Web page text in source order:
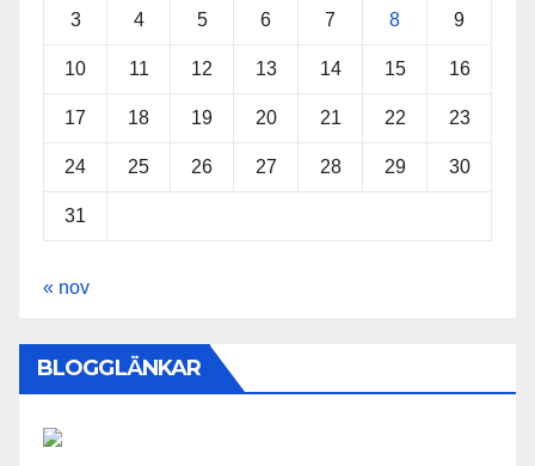
3 4 5 6 7 8 9
10 11 12 13 14 15 16
17 18 19 20 21 22 23
24 25 26 27 28 29 30
31
« nov
BLOGGLÄNKAR